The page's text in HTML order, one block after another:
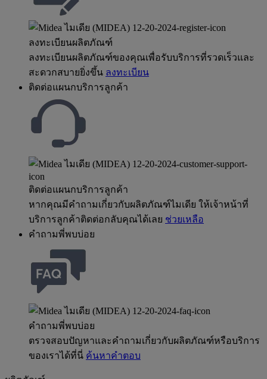
ลงทะเบียนผลิตภัณฑ์
ลงทะเบียนผลิตภัณฑ์ของคุณเพื่อรับบริการที่รวดเร็วและ
สะดวกสบายยิ่งขึ้น ลงทะเบียน
ติดต่อแผนกบริการลูกค้า
ติดต่อแผนกบริการลูกค้า
หากคุณมีคำถามเกี่ยวกับผลิตภัณฑ์ไมเดีย ให้เจ้าหน้าที่
บริการลูกค้าติดต่อกลับคุณได้เลย ช่วยเหลือ
คำถามพี่พบบ่อย
คำถามพี่พบบ่อย
ตรวจสอบปัญหาและคำถามเกี่ยวกับผลิตภัณฑ์หรือบริการ
ของเราได้ที่นี่ ค้นหาคำตอบ